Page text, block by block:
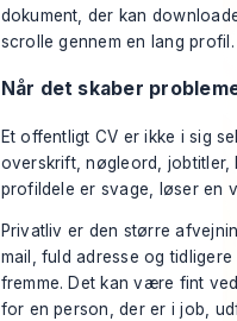
dokument, der kan
scrolle gennem en lang profil.
Når det skaber
Et offentligt CV er ikke i sig
overskrift, nøgleord, jobtitler,
profildele er svage, løser en
Privatliv er den større
mail, fuld adresse og
fremme. Det kan være fint
for en person, der er i job,